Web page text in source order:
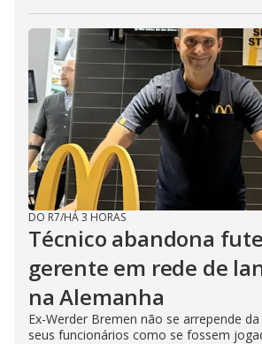
DO R7/HÁ 3 HORAS
Técnico abandona
gerente em rede de
na Alemanha
Ex-Werder Bremen não se arrepende
seus funcionários como se fossem